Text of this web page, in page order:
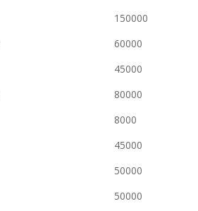
150000
60000
45000
80000
8000
45000
50000
50000